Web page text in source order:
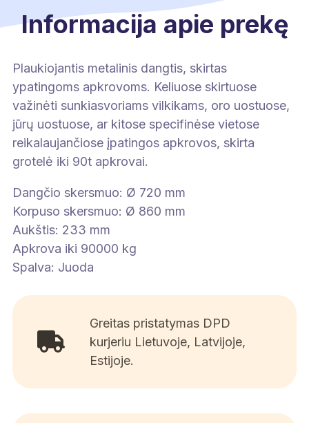
iki
Informacija apie prekę
Plaukiojantis metalinis dangtis, skirtas
ypatingoms apkrovoms. Keliuose skirtuose
važinėti sunkiasvoriams vilkikams, oro uostuose,
jūrų uostuose, ar kitose specifinėse vietose
reikalaujančiose įpatingos apkrovos, skirta
grotelė iki 90t apkrovai.
Dangčio skersmuo: Ø 720 mm
Korpuso skersmuo: Ø 860 mm
Aukštis: 233 mm
Apkrova iki 90000 kg
Spalva: Juoda
Greitas pristatymas DPD
kurjeriu Lietuvoje, Latvijoje,
Estijoje.